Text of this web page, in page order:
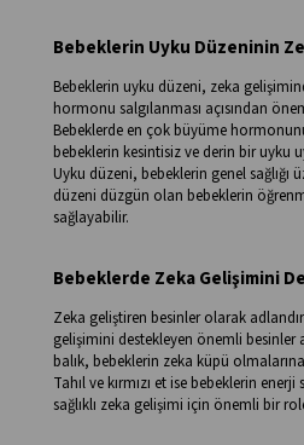
Bebeklerin Uyku Düzeninin
Bebeklerin uyku düzeni, zeka
hormonu salgılanması açısından
Bebeklerde en çok büyüme
bebeklerin kesintisiz ve derin bir uyku
Uyku düzeni, bebeklerin genel
düzeni düzgün olan bebeklerin
sağlayabilir.
Bebeklerde Zeka Gelişimini
Zeka geliştiren besinler olarak
gelişimini destekleyen önemli besinler
balık, bebeklerin zeka küpü
Tahıl ve kırmızı et ise bebeklerin
sağlıklı zeka gelişimi için önemli bir